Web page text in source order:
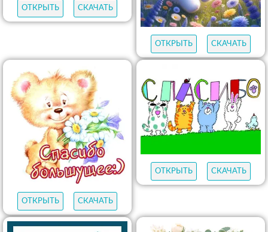
ОТКРЫТЬ СКАЧАТЬ
ОТКРЫТЬ СКАЧАТЬ
ОТКРЫТЬ СКАЧАТЬ
ОТКРЫТЬ СКАЧАТЬ